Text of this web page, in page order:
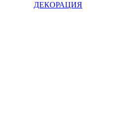
ДЕКОРАЦИЯ